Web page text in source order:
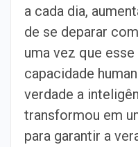
a cada dia,
de se deparar
uma vez que
capacidade
verdade a
transformou em
para garantir a